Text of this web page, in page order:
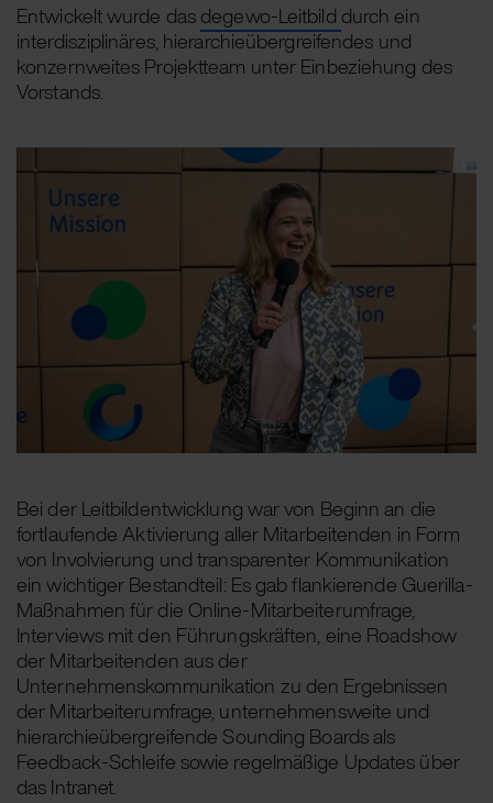
Entwickelt wurde das degewo-Leitbild durch ein
interdisziplinäres, hierarchieübergreifendes und
konzernweites Projektteam unter Einbeziehung des
Vorstands.
Bei der Leitbildentwicklung war von Beginn an die
fortlaufende Aktivierung aller Mitarbeitenden in Form
von Involvierung und transparenter Kommunikation
ein wichtiger Bestandteil: Es gab flankierende Guerilla-
Maßnahmen für die Online-Mitarbeiterumfrage,
Interviews mit den Führungskräften, eine Roadshow
der Mitarbeitenden aus der
Unternehmenskommunikation zu den Ergebnissen
der Mitarbeiterumfrage, unternehmensweite und
hierarchieübergreifende Sounding Boards als
Feedback-Schleife sowie regelmäßige Updates über
das Intranet.